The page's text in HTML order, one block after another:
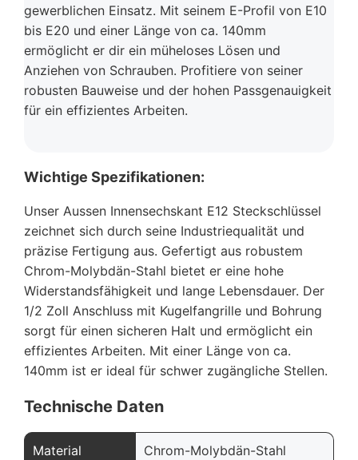
gewerblichen Einsatz. Mit seinem E-Profil von E10
bis E20 und einer Länge von ca. 140mm
ermöglicht er dir ein müheloses Lösen und
Anziehen von Schrauben. Profitiere von seiner
robusten Bauweise und der hohen Passgenauigkeit
für ein effizientes Arbeiten.
Wichtige Spezifikationen:
Unser Aussen Innensechskant E12 Steckschlüssel
zeichnet sich durch seine Industriequalität und
präzise Fertigung aus. Gefertigt aus robustem
Chrom-Molybdän-Stahl bietet er eine hohe
Widerstandsfähigkeit und lange Lebensdauer. Der
1/2 Zoll Anschluss mit Kugelfangrille und Bohrung
sorgt für einen sicheren Halt und ermöglicht ein
effizientes Arbeiten. Mit einer Länge von ca.
140mm ist er ideal für schwer zugängliche Stellen.
Technische Daten
Material Chrom-Molybdän-Stahl